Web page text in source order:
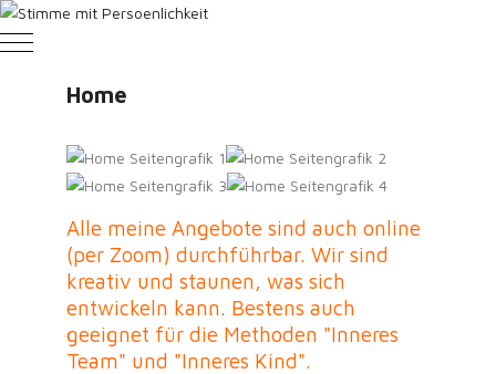
Mobile Menu Toggle
Home
Alle meine Angebote sind auch online
(per Zoom) durchführbar. Wir sind
kreativ und staunen, was sich
entwickeln kann. Bestens auch
geeignet für die Methoden "Inneres
Team" und "Inneres Kind".